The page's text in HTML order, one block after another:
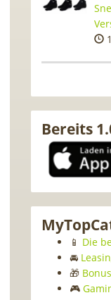
Bereits
📱 Die
🚘
🎁
🎮